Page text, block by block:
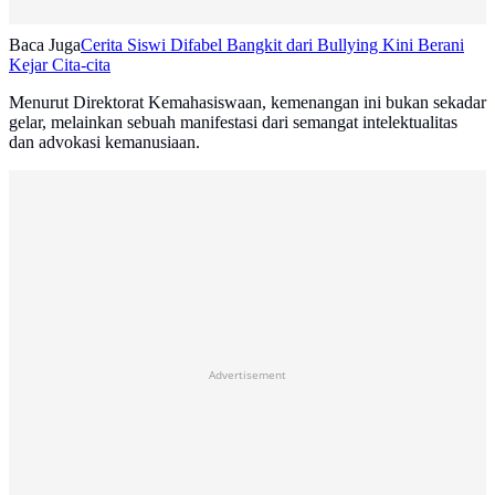
Baca JugaCerita Siswi Difabel Bangkit dari Bullying Kini Berani
Kejar Cita-cita
Menurut Direktorat Kemahasiswaan, kemenangan ini bukan sekadar
gelar, melainkan sebuah manifestasi dari semangat intelektualitas
dan advokasi kemanusiaan.
Advertisement